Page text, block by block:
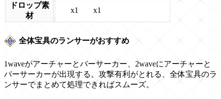
ドロップ素
材
x1 x1
全体宝具のランサーがおすすめ
1waveがアーチャーとバーサーカー、2waveにアーチャーと
バーサーカーが出現する。攻撃有利がとれる、全体宝具のラ
ンサーでまとめて処理できればスムーズ。